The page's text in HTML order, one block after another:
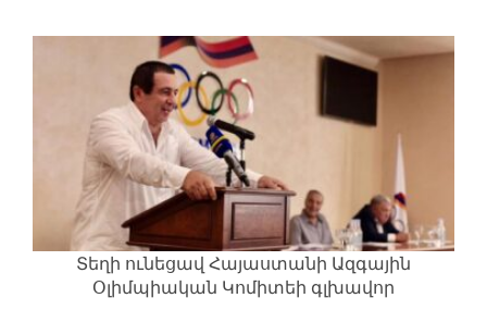
Տեղի ունեցավ Հայաստանի Ազգային
Օլիմպիական Կոմիտեի գլխավոր